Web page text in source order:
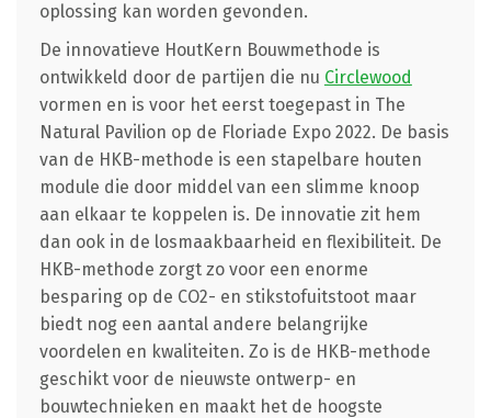
oplossing kan worden gevonden.
De innovatieve HoutKern Bouwmethode is
ontwikkeld door de partijen die nu Circlewood
vormen en is voor het eerst toegepast in The
Natural Pavilion op de Floriade Expo 2022. De basis
van de HKB-methode is een stapelbare houten
module die door middel van een slimme knoop
aan elkaar te koppelen is. De innovatie zit hem
dan ook in de losmaakbaarheid en flexibiliteit. De
HKB-methode zorgt zo voor een enorme
besparing op de CO2- en stikstofuitstoot maar
biedt nog een aantal andere belangrijke
voordelen en kwaliteiten. Zo is de HKB-methode
geschikt voor de nieuwste ontwerp- en
bouwtechnieken en maakt het de hoogste